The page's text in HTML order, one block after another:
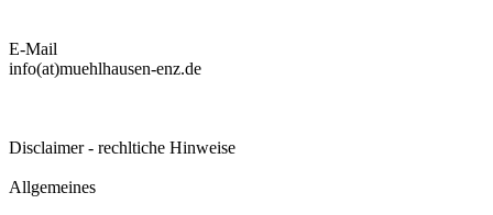
E-Mail
info(at)muehlhausen-enz.de
Disclaimer - rechltiche Hinweise
Allgemeines